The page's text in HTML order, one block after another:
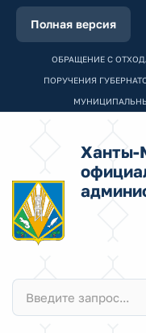
Полная версия
ОБРАЩЕНИЕ С
ПОРУЧЕНИЯ
Ханты-